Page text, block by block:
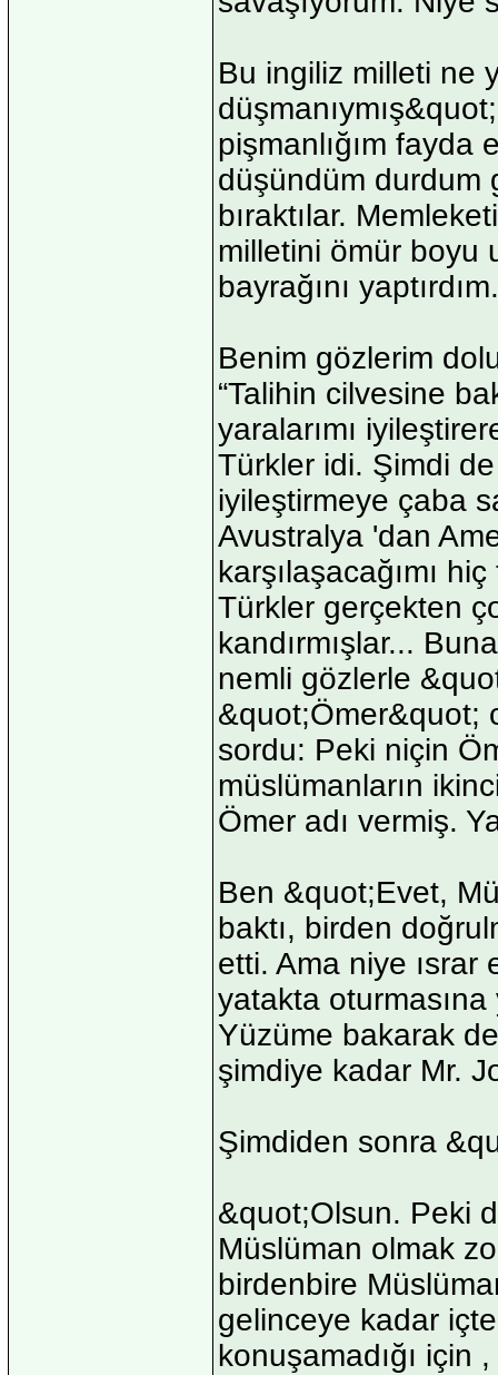
Bu ingiliz milleti ne
pişmanlığım fayda
düşündüm durdum
bıraktılar.
milletini ömür boyu
bayrağını
Benim gözlerim
“Talihin cilvesine
yaralarımı
Türkler idi. Şimdi
iyileştirmeye çaba
Avustralya 'dan
karşılaşacağımı
Türkler gerçekten
kandırmışlar...
nemli gözlerle
&quot;Ömer&quot;
sordu: Peki niçin
müslümanların
Ömer adı vermiş.
Ben &quot;Evet,
baktı, birden
etti. Ama niye ısrar
yatakta
Yüzüme bakarak
şimdiye kadar Mr.
Şimdiden sonra
&quot;Olsun. Peki
Müslüman olmak
birdenbire
gelinceye kadar
konuşamadığı için